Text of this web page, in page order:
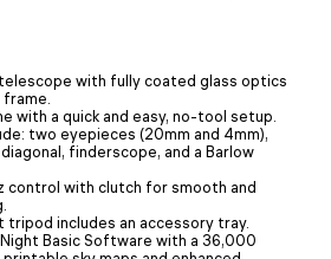
with fully coated glass optics
with a quick and easy, no-tool setup.
two eyepieces (20mm and 4mm),
finderscope, and a Barlow
control with clutch for smooth and
tripod includes an accessory tray.
Basic Software with a 36,000